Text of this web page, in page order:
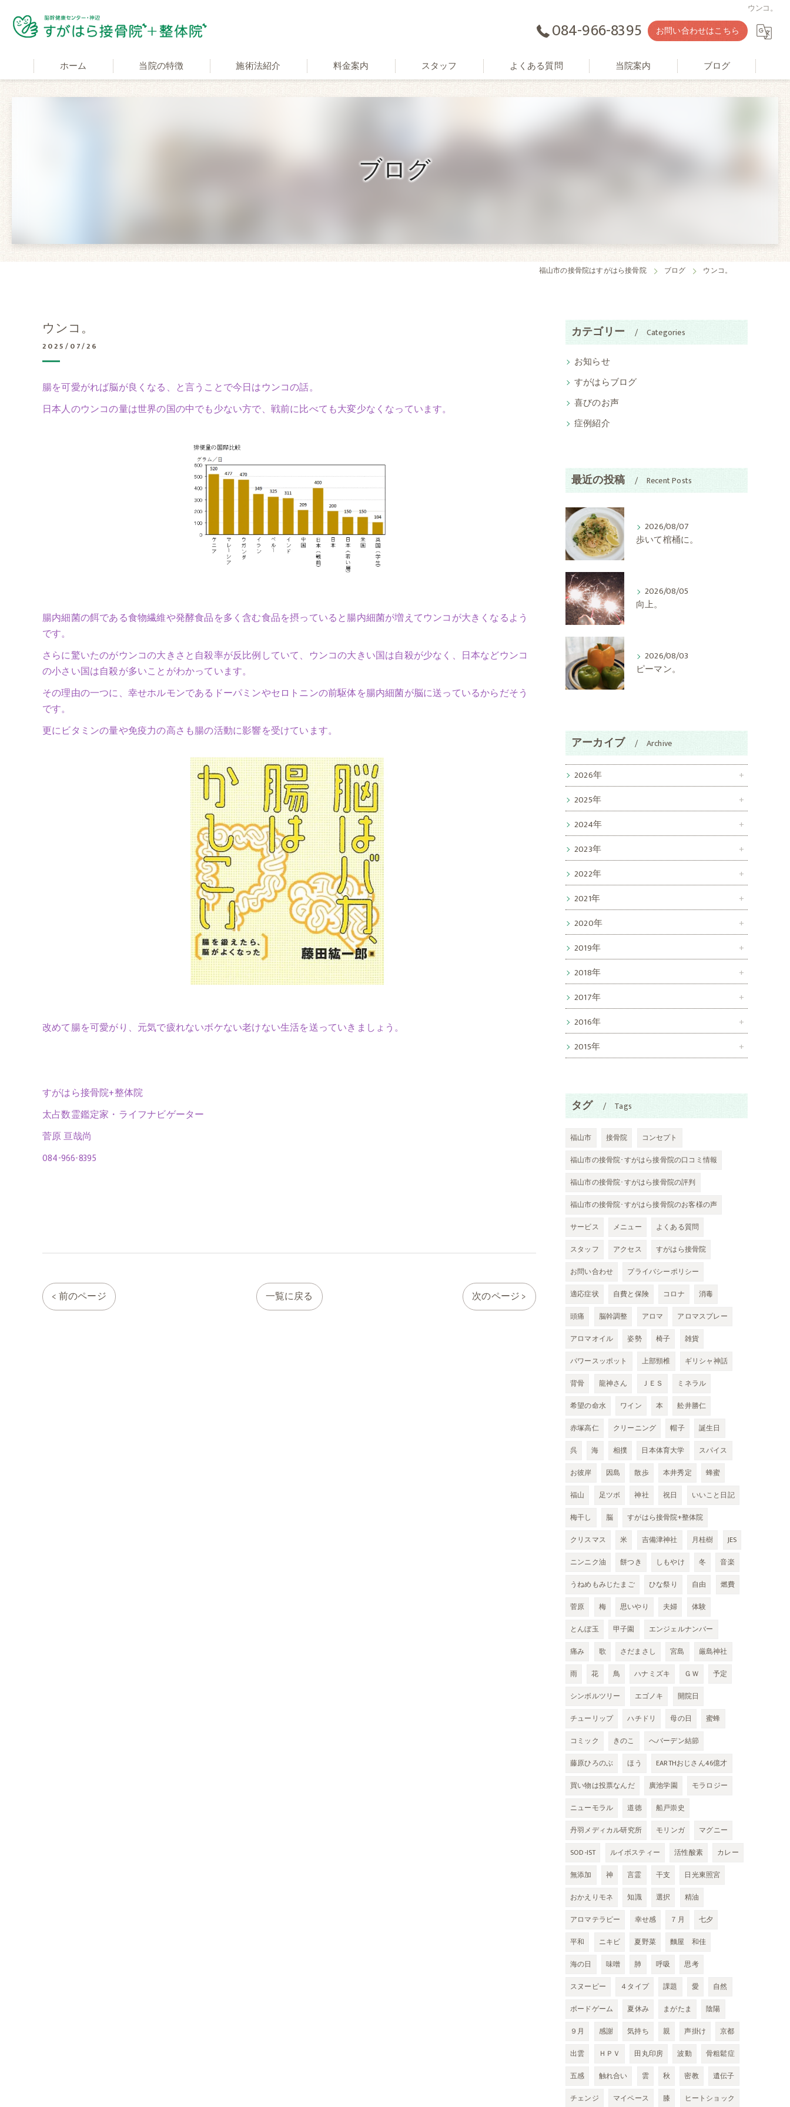
ウンコ。
084-966-8395 お問い合わせはこちら
ホーム 当院の特徴 施術法紹介 料金案内 スタッフ よくある質問 当院案内 ブログ
ブログ
福山市の接骨院はすがはら接骨院 ブログ ウンコ。
ウンコ。
2025/07/26
腸を可愛がれば脳が良くなる、と言うことで今日はウンコの話。
日本人のウンコの量は世界の国の中でも少ない方で、戦前に比べても大変少なくなっています。
腸内細菌の餌である食物繊維や発酵食品を多く含む食品を摂っていると腸内細菌が増えてウンコが大きくなるよう
です。
さらに驚いたのがウンコの大きさと自殺率が反比例していて、ウンコの大きい国は自殺が少なく、日本などウンコ
の小さい国は自殺が多いことがわかっています。
その理由の一つに、幸せホルモンであるドーパミンやセロトニンの前駆体を腸内細菌が脳に送っているからだそう
です。
更にビタミンの量や免疫力の高さも腸の活動に影響を受けています。
改めて腸を可愛がり、元気で疲れないボケない老けない生活を送っていきましょう。
すがはら接骨院+整体院
太占数霊鑑定家・ライフナビゲーター
菅原 亘哉尚
084-966-8395
< 前のページ 一覧に戻る 次のページ >
カテゴリー Categories
お知らせ
すがはらブログ
喜びのお声
症例紹介
最近の投稿 Recent Posts
2026/08/07
歩いて棺桶に。
2026/08/05
向上。
2026/08/03
ピーマン。
アーカイブ Archive
2026年
2025年
2024年
2023年
2022年
2021年
2020年
2019年
2018年
2017年
2016年
2015年
タグ Tags
福山市 接骨院
コンセプト
福山市の接骨院･すがはら接骨院の口コミ情報
福山市の接骨院･すがはら接骨院の評判
福山市の接骨院･すがはら接骨院のお客様の声
サービス
メニュー
よくある質問
スタッフ
アクセス
すがはら接骨院
お問い合わせ
プライバシーポリシー
適応症状
自費と保険 コロナ
消毒
頭痛
脳幹調整 アロマ
アロマスプレー
アロマオイル
姿勢 椅子
雑貨
パワースッポット
上部頸椎
ギリシャ神話
背骨
龍神さん ＪＥＳ
ミネラル
希望の命水
ワイン 本
舩井勝仁
赤塚高仁
クリーニング 帽子
誕生日
呉
海 相撲 日本体育大学
スパイス
お彼岸
因島 散歩 本井秀定
蜂蜜
福山
足ツボ 神社 祝日
いいこと日記
梅干し
脳
すがはら接骨院+整体院
クリスマス
米 吉備津神社 月桂樹
JES
ニンニク油
餅つき しもやけ 冬
音楽
うねめもみじたまご
ひな祭り 自由
燃費
菅原
梅 思いやり 夫婦
体験
とんぼ玉
甲子園
エンジェルナンバー
痛み
歌 さだまさし 宮島
厳島神社
雨
花 鳥 ハナミズキ ＧＷ
予定
シンボルツリー
エゴノキ
開院日
チューリップ
ハチドリ 母の日
蜜蜂
コミック
きのこ
へバーデン結節
藤原ひろのぶ
ほう
EARTHおじさん46億才
買い物は投票なんだ
廣池学園
モラロジー
ニューモラル
道徳
船戸崇史
丹羽メディカル研究所
モリンガ
マグニー
SOD-IST
ルイボスティー 活性酸素
カレー
無添加
神 言霊 干支
日光東照宮
おかえりモネ
知識 選択
精油
アロマテラピー
幸せ感 ７月
七夕
平和
ニキビ 夏野菜
麵屋 和佳
海の日
味噌 肺 呼吸
思考
スヌーピー
４タイプ 課題 愛
自然
ボードゲーム
夏休み まがたま
陰陽
９月
感謝 気持ち 親 声掛け
京都
出雲
ＨＰＶ 田丸印房 波動
骨粗鬆症
五感
触れ合い 雲 秋 密教
遺伝子
チェンジ
マイペース 膝 ヒートショック